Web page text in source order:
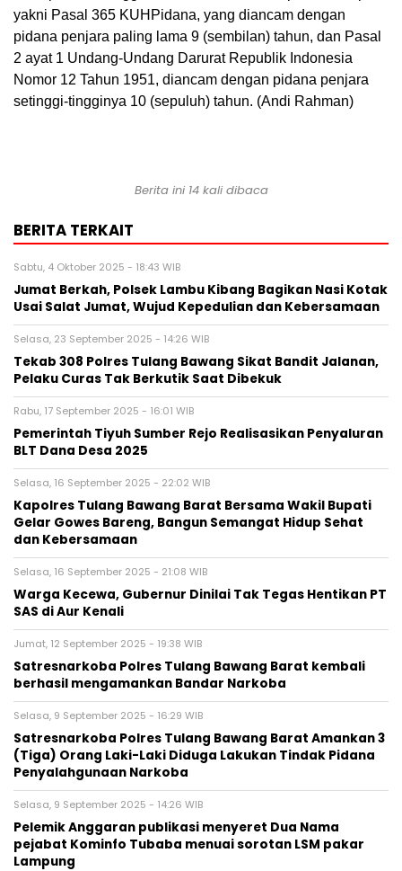
yakni Pasal 365 KUHPidana, yang diancam dengan
pidana penjara paling lama 9 (sembilan) tahun, dan Pasal
2 ayat 1 Undang-Undang Darurat Republik Indonesia
Nomor 12 Tahun 1951, diancam dengan pidana penjara
setinggi-tingginya 10 (sepuluh) tahun. (Andi Rahman)
Berita ini 14 kali dibaca
BERITA TERKAIT
Sabtu, 4 Oktober 2025 - 18:43 WIB
Jumat Berkah, Polsek Lambu Kibang Bagikan Nasi Kotak
Usai Salat Jumat, Wujud Kepedulian dan Kebersamaan
Selasa, 23 September 2025 - 14:26 WIB
Tekab 308 Polres Tulang Bawang Sikat Bandit Jalanan,
Pelaku Curas Tak Berkutik Saat Dibekuk
Rabu, 17 September 2025 - 16:01 WIB
Pemerintah Tiyuh Sumber Rejo Realisasikan Penyaluran
BLT Dana Desa 2025
Selasa, 16 September 2025 - 22:02 WIB
Kapolres Tulang Bawang Barat Bersama Wakil Bupati
Gelar Gowes Bareng, Bangun Semangat Hidup Sehat
dan Kebersamaan
Selasa, 16 September 2025 - 21:08 WIB
Warga Kecewa, Gubernur Dinilai Tak Tegas Hentikan PT
SAS di Aur Kenali
Jumat, 12 September 2025 - 19:38 WIB
Satresnarkoba Polres Tulang Bawang Barat kembali
berhasil mengamankan Bandar Narkoba
Selasa, 9 September 2025 - 16:29 WIB
Satresnarkoba Polres Tulang Bawang Barat Amankan 3
(Tiga) Orang Laki-Laki Diduga Lakukan Tindak Pidana
Penyalahgunaan Narkoba
Selasa, 9 September 2025 - 14:26 WIB
Pelemik Anggaran publikasi menyeret Dua Nama
pejabat Kominfo Tubaba menuai sorotan LSM pakar
Lampung